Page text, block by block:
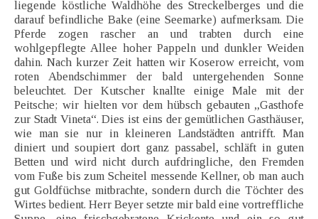
liegende köstliche Waldhöhe des Streckelberges und die
darauf befindliche Bake (eine Seemarke) aufmerksam. Die
Pferde zogen rascher an und trabten durch eine
wohlgepflegte Allee hoher Pappeln und dunkler Weiden
dahin. Nach kurzer Zeit hatten wir Koserow erreicht, vom
roten Abendschimmer der bald untergehenden Sonne
beleuchtet. Der Kutscher knallte einige Male mit der
Peitsche; wir hielten vor dem hübsch gebauten „Gasthofe
zur Stadt Vineta“. Dies ist eins der gemütlichen Gasthäuser,
wie man sie nur in kleineren Landstädten antrifft. Man
diniert und soupiert dort ganz passabel, schläft in guten
Betten und wird nicht durch aufdringliche, den Fremden
vom Fuße bis zum Scheitel messende Kellner, ob man auch
gut Goldfüchse mitbrachte, sondern durch die Töchter des
Wirtes bedient. Herr Beyer setzte mir bald eine vortreffliche